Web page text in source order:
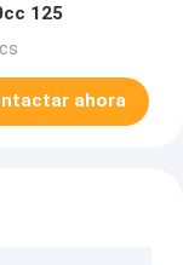
125
ahora